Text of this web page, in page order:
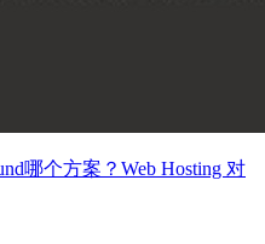
哪个方案？Web Hosting 对